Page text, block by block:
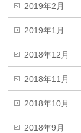
2019年2月
2019年1月
2018年12月
2018年11月
2018年10月
2018年9月